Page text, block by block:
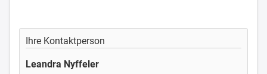
Ihre Kontaktperson
Leandra Nyffeler